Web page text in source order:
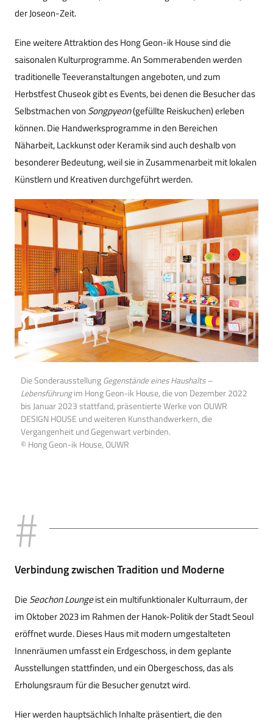
der Joseon-Zeit.
Eine weitere Attraktion des Hong Geon-ik House sind die
saisonalen Kulturprogramme. An Sommerabenden werden
traditionelle Teeveranstaltungen angeboten, und zum
Herbstfest Chuseok gibt es Events, bei denen die Besucher das
Selbstmachen von Songpyeon(gefüllte Reiskuchen) erleben
können. Die Handwerksprogramme in den Bereichen
Näharbeit, Lackkunst oder Keramik sind auch deshalb von
besonderer Bedeutung, weil sie in Zusammenarbeit mit lokalen
Künstlern und Kreativen durchgeführt werden.
Die Sonderausstellung Gegenstände eines Haushalts –
Lebensführungim Hong Geon-ik House, die von Dezember 2022
bis Januar 2023 stattfand, präsentierte Werke von OUWR
DESIGN HOUSE und weiteren Kunsthandwerkern, die
Vergangenheit und Gegenwart verbinden.
© Hong Geon-ik House, OUWR
Verbindung zwischen Tradition und Moderne
Die Seochon Loungeist ein multifunktionaler Kulturraum, der
im Oktober 2023 im Rahmen der Hanok-Politik der Stadt Seoul
eröffnet wurde. Dieses Haus mit modern umgestalteten
Innenräumen umfasst ein Erdgeschoss, in dem geplante
Ausstellungen stattfinden, und ein Obergeschoss, das als
Erholungsraum für die Besucher genutzt wird.
Hier werden hauptsächlich Inhalte präsentiert, die den